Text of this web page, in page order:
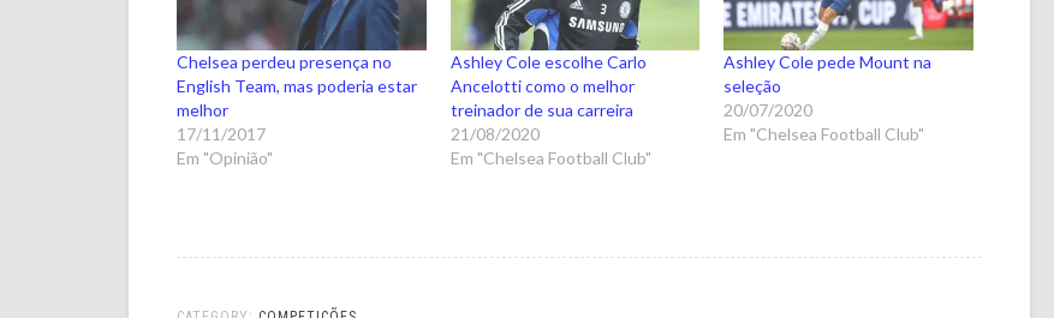
Chelsea perdeu presença no
English Team, mas poderia estar
melhor
17/11/2017
Em "Opinião"
Ashley Cole escolhe Carlo
Ancelotti como o melhor
treinador de sua carreira
21/08/2020
Em "Chelsea Football Club"
Ashley Cole pede Mount na
seleção
20/07/2020
Em "Chelsea Football Club"